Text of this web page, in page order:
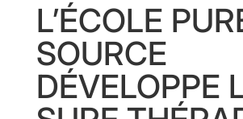
L’ÉCOLE
SOURCE
DÉVELOPPE